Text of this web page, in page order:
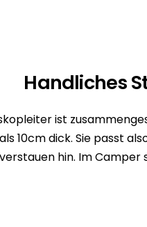
Handliches
ist
10cm dick. Sie passt
verstauen hin. Im Camper